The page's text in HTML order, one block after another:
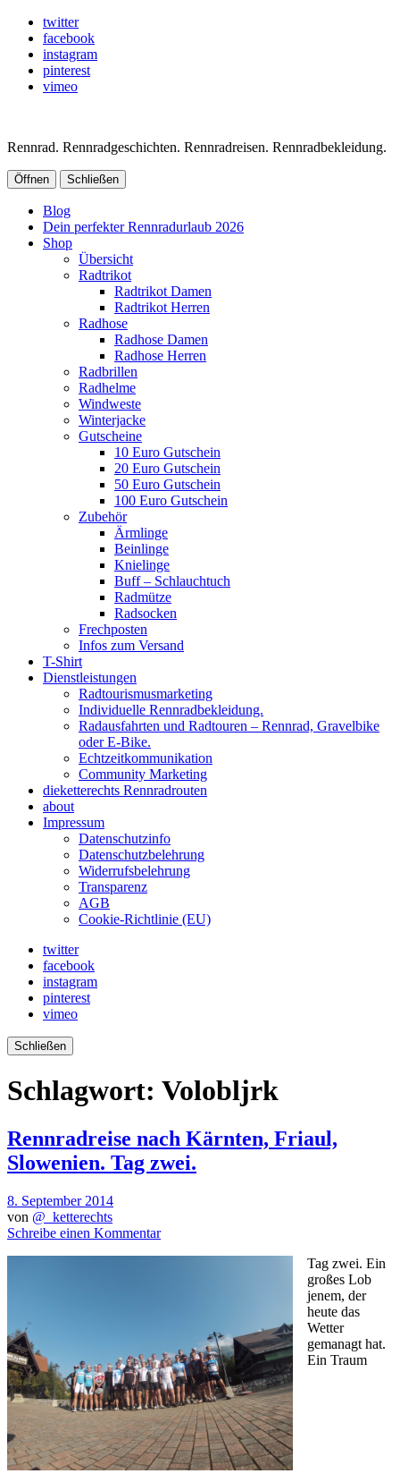
twitter
facebook
instagram
pinterest
vimeo
Rennrad. Rennradgeschichten. Rennradreisen. Rennradbekleidung.
Öffnen Schließen
Blog
Dein perfekter Rennradurlaub 2026
Shop
Übersicht
Radtrikot
Radtrikot Damen
Radtrikot Herren
Radhose
Radhose Damen
Radhose Herren
Radbrillen
Radhelme
Windweste
Winterjacke
Gutscheine
10 Euro Gutschein
20 Euro Gutschein
50 Euro Gutschein
100 Euro Gutschein
Zubehör
Ärmlinge
Beinlinge
Knielinge
Buff – Schlauchtuch
Radmütze
Radsocken
Frechposten
Infos zum Versand
T-Shirt
Dienstleistungen
Radtourismusmarketing
Individuelle Rennradbekleidung.
Radausfahrten und Radtouren – Rennrad, Gravelbike
oder E-Bike.
Echtzeitkommunikation
Community Marketing
dieketterechts Rennradrouten
about
Impressum
Datenschutzinfo
Datenschutzbelehrung
Widerrufsbelehrung
Transparenz
AGB
Cookie-Richtlinie (EU)
twitter
facebook
instagram
pinterest
vimeo
Schließen
Schlagwort: Volobljrk
Rennradreise nach Kärnten, Friaul,
Slowenien. Tag zwei.
8. September 2014
von @_ketterechts
Schreibe einen Kommentar
Tag zwei. Ein
großes Lob
jenem, der
heute das
Wetter
gemanagt hat.
Ein Traum